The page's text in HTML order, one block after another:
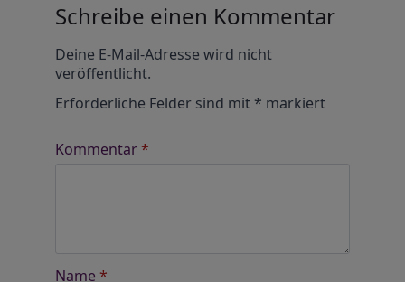
Schreibe einen Kommentar
Deine E-Mail-Adresse wird nicht
veröffentlicht.
Erforderliche Felder sind mit* markiert
Kommentar*
Name *